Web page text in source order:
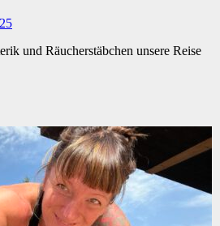
und Räucherstäbchen unsere Reise